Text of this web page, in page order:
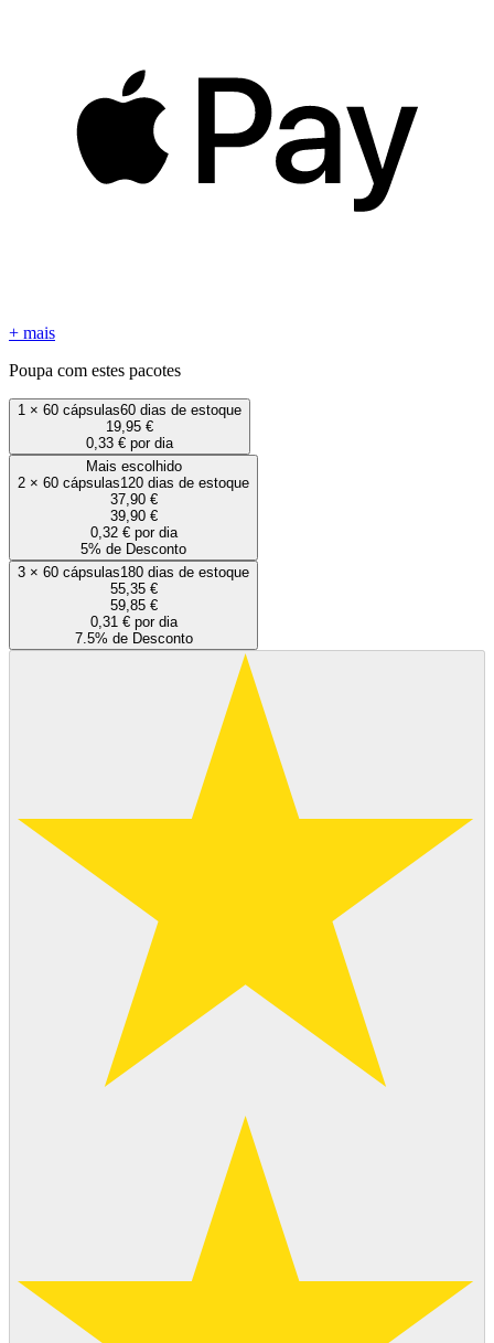
+ mais
Poupa com estes pacotes
1 × 60 cápsulas60 dias de estoque
19,95 €
0,33 € por dia
Mais escolhido
2 × 60 cápsulas120 dias de estoque
37,90 €
39,90 €
0,32 € por dia
5% de Desconto
3 × 60 cápsulas180 dias de estoque
55,35 €
59,85 €
0,31 € por dia
7.5% de Desconto